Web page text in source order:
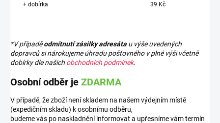
+ dobírka 39 Kč
*V případěodmítnutí zásilky adresáta u výše uvedených
dopravců si nárokujeme úhradu poštovného v plné výši včetně
dobírky dle našich obchodních podmínek.
Osobní odběr je ZDARMA
V případě, že zboží není skladem na našem výdejním místě
(expedičním skladu) k osobnímu odběru,
budeme vás po naskladnění informovat a upřesníme vám termín